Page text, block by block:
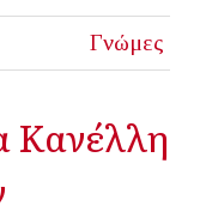
Γνώμες
Κανέλλη